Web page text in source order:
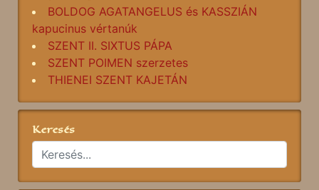
BOLDOG AGATANGELUS és KASSZIÁN
kapucinus vértanúk
SZENT II. SIXTUS PÁPA
SZENT POIMEN szerzetes
THIENEI SZENT KAJETÁN
Keresés